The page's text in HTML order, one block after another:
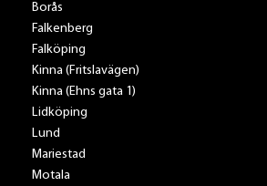
Borås
Falkenberg
Falköping
Kinna (Fritslavägen)
Kinna (Ehns gata 1)
Lidköping
Lund
Mariestad
Motala